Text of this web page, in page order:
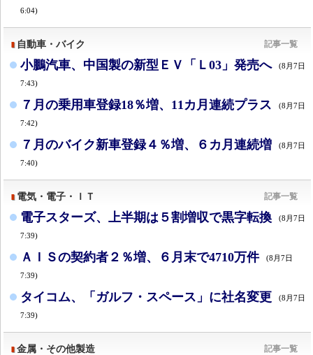
6:04)
自動車・バイク 記事一覧
小鵬汽車、中国製の新型ＥＶ「Ｌ03」発売へ (8月7日
7:43)
７月の乗用車登録18％増、11カ月連続プラス (8月7日
7:42)
７月のバイク新車登録４％増、６カ月連続増 (8月7日
7:40)
電気・電子・ＩＴ 記事一覧
電子スターズ、上半期は５割増収で黒字転換 (8月7日
7:39)
ＡＩＳの契約者２％増、６月末で4710万件 (8月7日
7:39)
タイコム、「ガルフ・スペース」に社名変更 (8月7日
7:39)
金属・その他製造 記事一覧